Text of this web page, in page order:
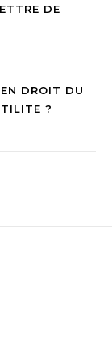
DE
DROIT DU
?